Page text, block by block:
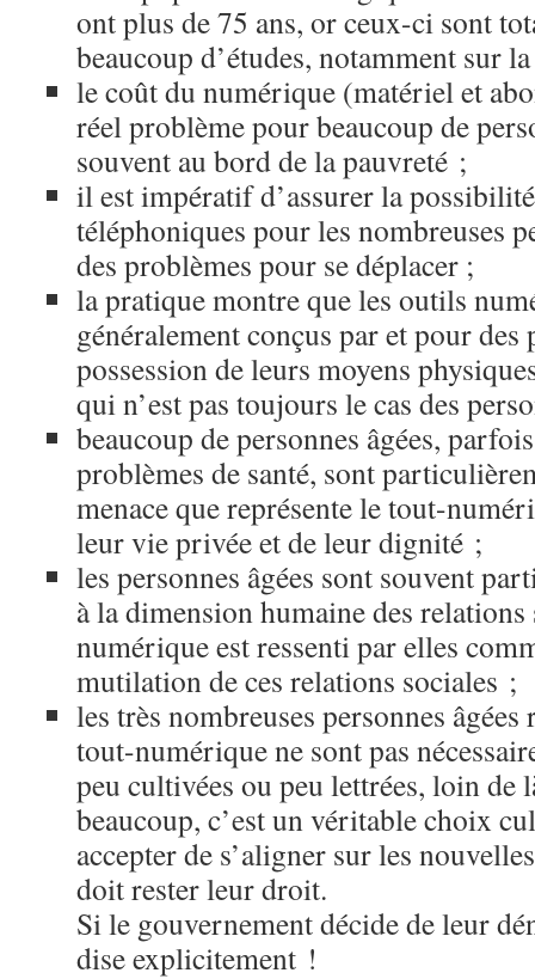
ont plus de 75 ans, or ceux-ci sont
beaucoup d’études, notamment sur
le coût du numérique (matériel et
réel problème pour beaucoup de
souvent au bord de la pauvreté ;
il est impératif d’assurer la
téléphoniques pour les nombreuses
des problèmes pour se déplacer ;
la pratique montre que les outils
généralement conçus par et pour des
possession de leurs moyens
qui n’est pas toujours le cas des
beaucoup de personnes âgées,
problèmes de santé, sont
menace que représente le tout-
leur vie privée et de leur dignité ;
les personnes âgées sont souvent
à la dimension humaine des
numérique est ressenti par elles
mutilation de ces relations sociales ;
les très nombreuses personnes âgées
tout-numérique ne sont pas
peu cultivées ou peu lettrées, loin de
beaucoup, c’est un véritable choix
accepter de s’aligner sur les
doit rester leur droit.
Si le gouvernement décide de leur
dise explicitement !